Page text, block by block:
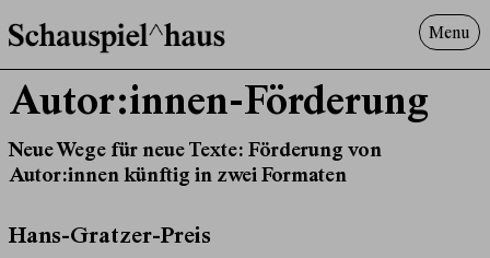
Menu
Offenes^Haus
Autor:innen-Förderung
Neue Wege für neue Texte: Förderung von
Autor:innen künftig in zwei Formaten
Hans-Gratzer-Preis